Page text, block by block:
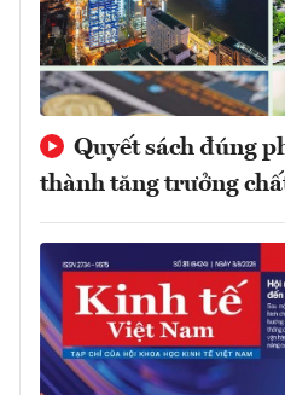
Quyết sách đúng
thành tăng trưởng